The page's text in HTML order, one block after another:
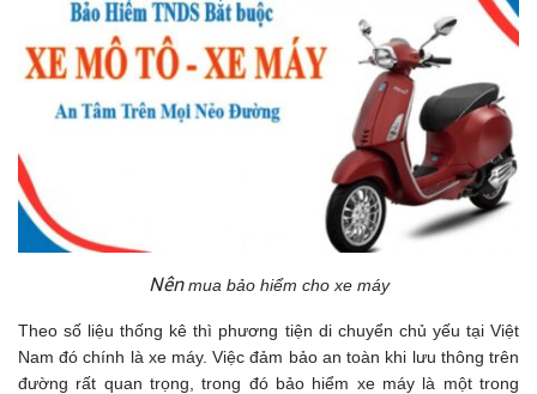
Nênmua bảo hiểm cho xe máy
Theo số liệu thống kê thì phương tiện di chuyển chủ yếu tại Việt
Nam đó chính là xe máy. Việc đảm bảo an toàn khi lưu thông trên
đường rất quan trọng, trong đó bảo hiểm xe máy là một trong